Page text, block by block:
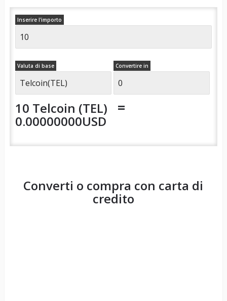
Inserire l'importo
Valuta di base Convertire in
10 Telcoin (TEL) =
0.00000000USD
Converti o compra con carta di
credito